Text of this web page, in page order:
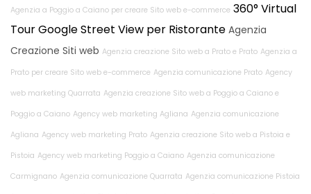
Agenzia a Poggio a Caiano per creare Sito web e-commerce 360° Virtual
Tour Google Street View per Ristorante Agenzia
Creazione Siti web Agenzia creazione Sito web a Prato e Prato Agenzia a
Prato per creare Sito web e-commerce Agenzia comunicazione Prato Agency
web marketing Quarrata Agenzia creazione Sito web a Poggio a Caiano e
Poggio a Caiano Agency web marketing Agliana Agenzia comunicazione
Agliana Agency web marketing Prato Agenzia creazione Sito web a Pistoia e
Pistoia Agency web marketing Poggio a Caiano Agenzia comunicazione
Carmignano Agenzia comunicazione Quarrata Agenzia comunicazione Pistoia